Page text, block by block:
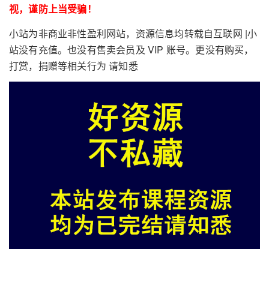
视，谨防上当受骗！
小站为非商业非性盈利网站，资源信息均转载自互联网 |小
站没有充值。也没有售卖会员及 VIP 账号。更没有购买，
打赏，捐赠等相关行为 请知悉